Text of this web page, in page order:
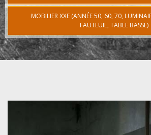
MOBILIER XXE (ANNÉE 50, 60, 70,
FAUTEUIL, TABLE BASSE)